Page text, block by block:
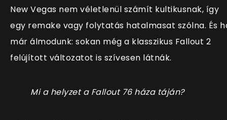
New Vegas nem véletlenül számít kultikusnak, így
egy remake vagy folytatás hatalmasat szólna. És
már álmodunk: sokan még a klasszikus Fallout 2
felújított változatot is szívesen látnák.
Mi a helyzet a Fallout 76 háza táján?